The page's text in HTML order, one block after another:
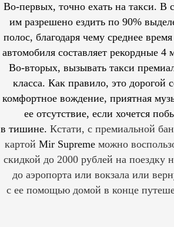
Во-первых, точно ехать на такси. В
им разрешеноездить по 90%
полос, благодаря чему среднее
автомобиля составляет рекордные 4
Во-вторых, вызывать такси
класса. Как правило, это дорогой
комфортное вождение, приятная
ее отсутствие, если хочется
в тишине. Кстати, с премиальной
картой Mir Supreme можно
скидкой до 2000 рублей на поездку
до аэропорта или вокзала или
с ее помощью домой в конце